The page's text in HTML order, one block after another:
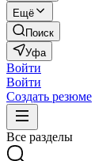
Ещё
Поиск
Уфа
Войти
Войти
Создать резюме
Все разделы